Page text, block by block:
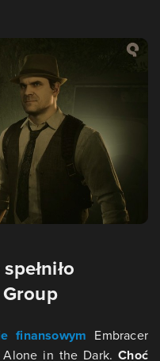
finansowym Embracer
Alone in the Dark.Choć